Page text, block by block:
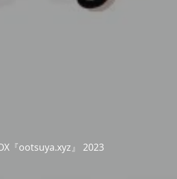
『ootsuya.xyz』 2023